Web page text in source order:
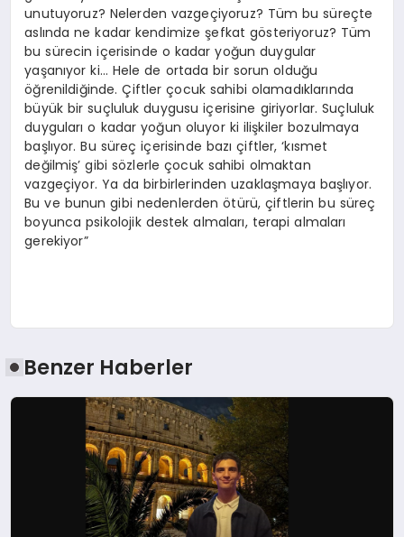
unutuyoruz? Nelerden vazgeçiyoruz? Tüm bu süreçte
aslında ne kadar kendimize şefkat gösteriyoruz? Tüm
bu sürecin içerisinde o kadar yoğun duygular
yaşanıyor ki… Hele de ortada bir sorun olduğu
öğrenildiğinde. Çiftler çocuk sahibi olamadıklarında
büyük bir suçluluk duygusu içerisine giriyorlar. Suçluluk
duyguları o kadar yoğun oluyor ki ilişkiler bozulmaya
başlıyor. Bu süreç içerisinde bazı çiftler, ‘kısmet
değilmiş’ gibi sözlerle çocuk sahibi olmaktan
vazgeçiyor. Ya da birbirlerinden uzaklaşmaya başlıyor.
Bu ve bunun gibi nedenlerden ötürü, çiftlerin bu süreç
boyunca psikolojik destek almaları, terapi almaları
gerekiyor”
Benzer Haberler